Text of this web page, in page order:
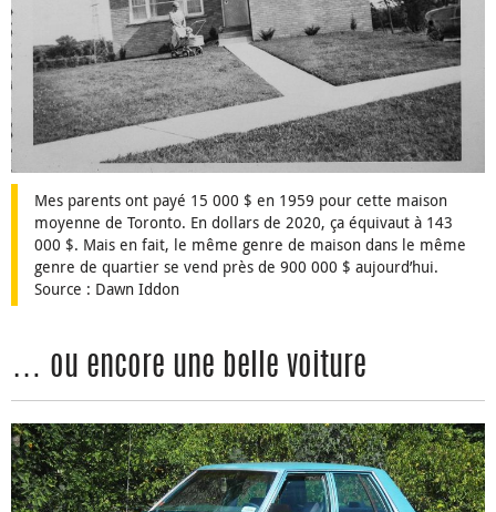
Mes parents ont payé 15 000 $ en 1959 pour cette maison
moyenne de Toronto. En dollars de 2020, ça équivaut à 143
000 $. Mais en fait, le même genre de maison dans le même
genre de quartier se vend près de 900 000 $ aujourd’hui.
Source : Dawn Iddon
… ou encore une belle voiture